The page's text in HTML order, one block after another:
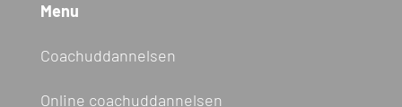
Menu
Coachuddannelsen
Online coachuddannelsen